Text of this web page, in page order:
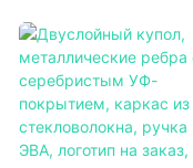
элегантной деревянной
ручкой, идеально
подходящий для
повседневного
использования. Купол